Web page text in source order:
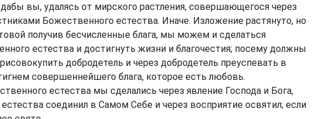
вы, удалясь от мирского растления, совершающегося через
Божественного естества. Иначе. Изложение растянуто, но
получив бесчисленные блага, мы можем и сделаться
естества и достигнуть жизни и благочестия; посему должны
добродетель и через добродетель преуспевать в
совершеннейшего блага, которое есть любовь.
естества мы сделались через явление Господа и Бога,
соединил в Самом Себе и через восприятие освятил; если